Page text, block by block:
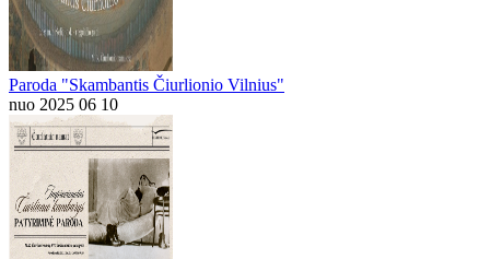
Paroda "Skambantis Čiurlionio Vilnius"
nuo 2025 06 10